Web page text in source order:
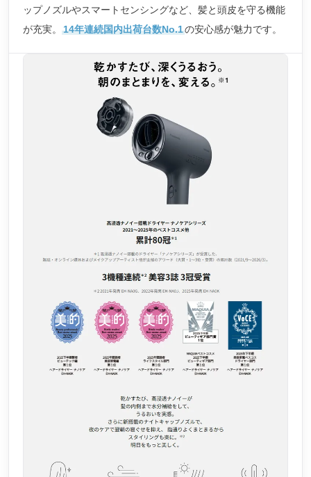
ップノズルやスマートセンシングなど、髪と頭皮を守る機能
が充実。
14年連続国内出荷台数No.1の安心感が魅力です。